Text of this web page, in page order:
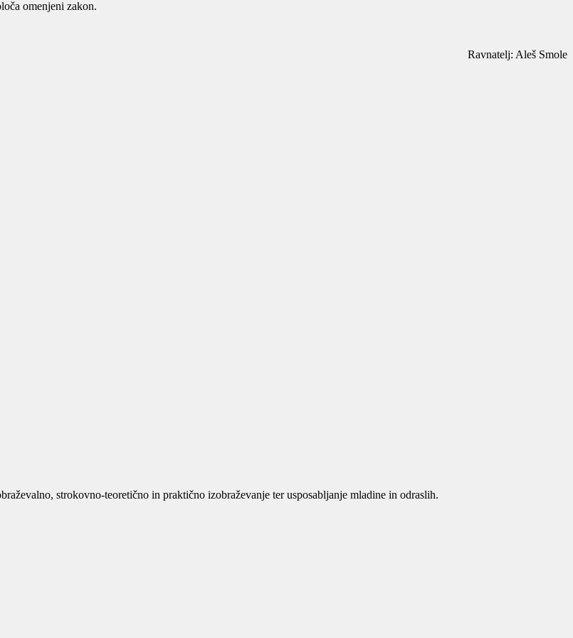
omenjeni zakon.
Ravnatelj: Aleš Smole
strokovno-teoretično in praktično izobraževanje ter usposabljanje mladine in odraslih.